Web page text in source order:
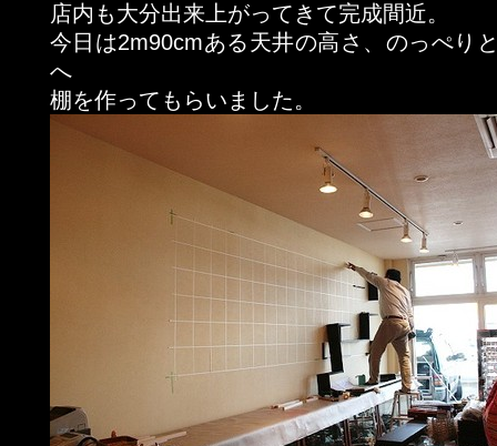
店内も大分出来上がってきて完成間近。
今日は2m90cmある天井の高さ、のっぺり
へ
棚を作ってもらいました。